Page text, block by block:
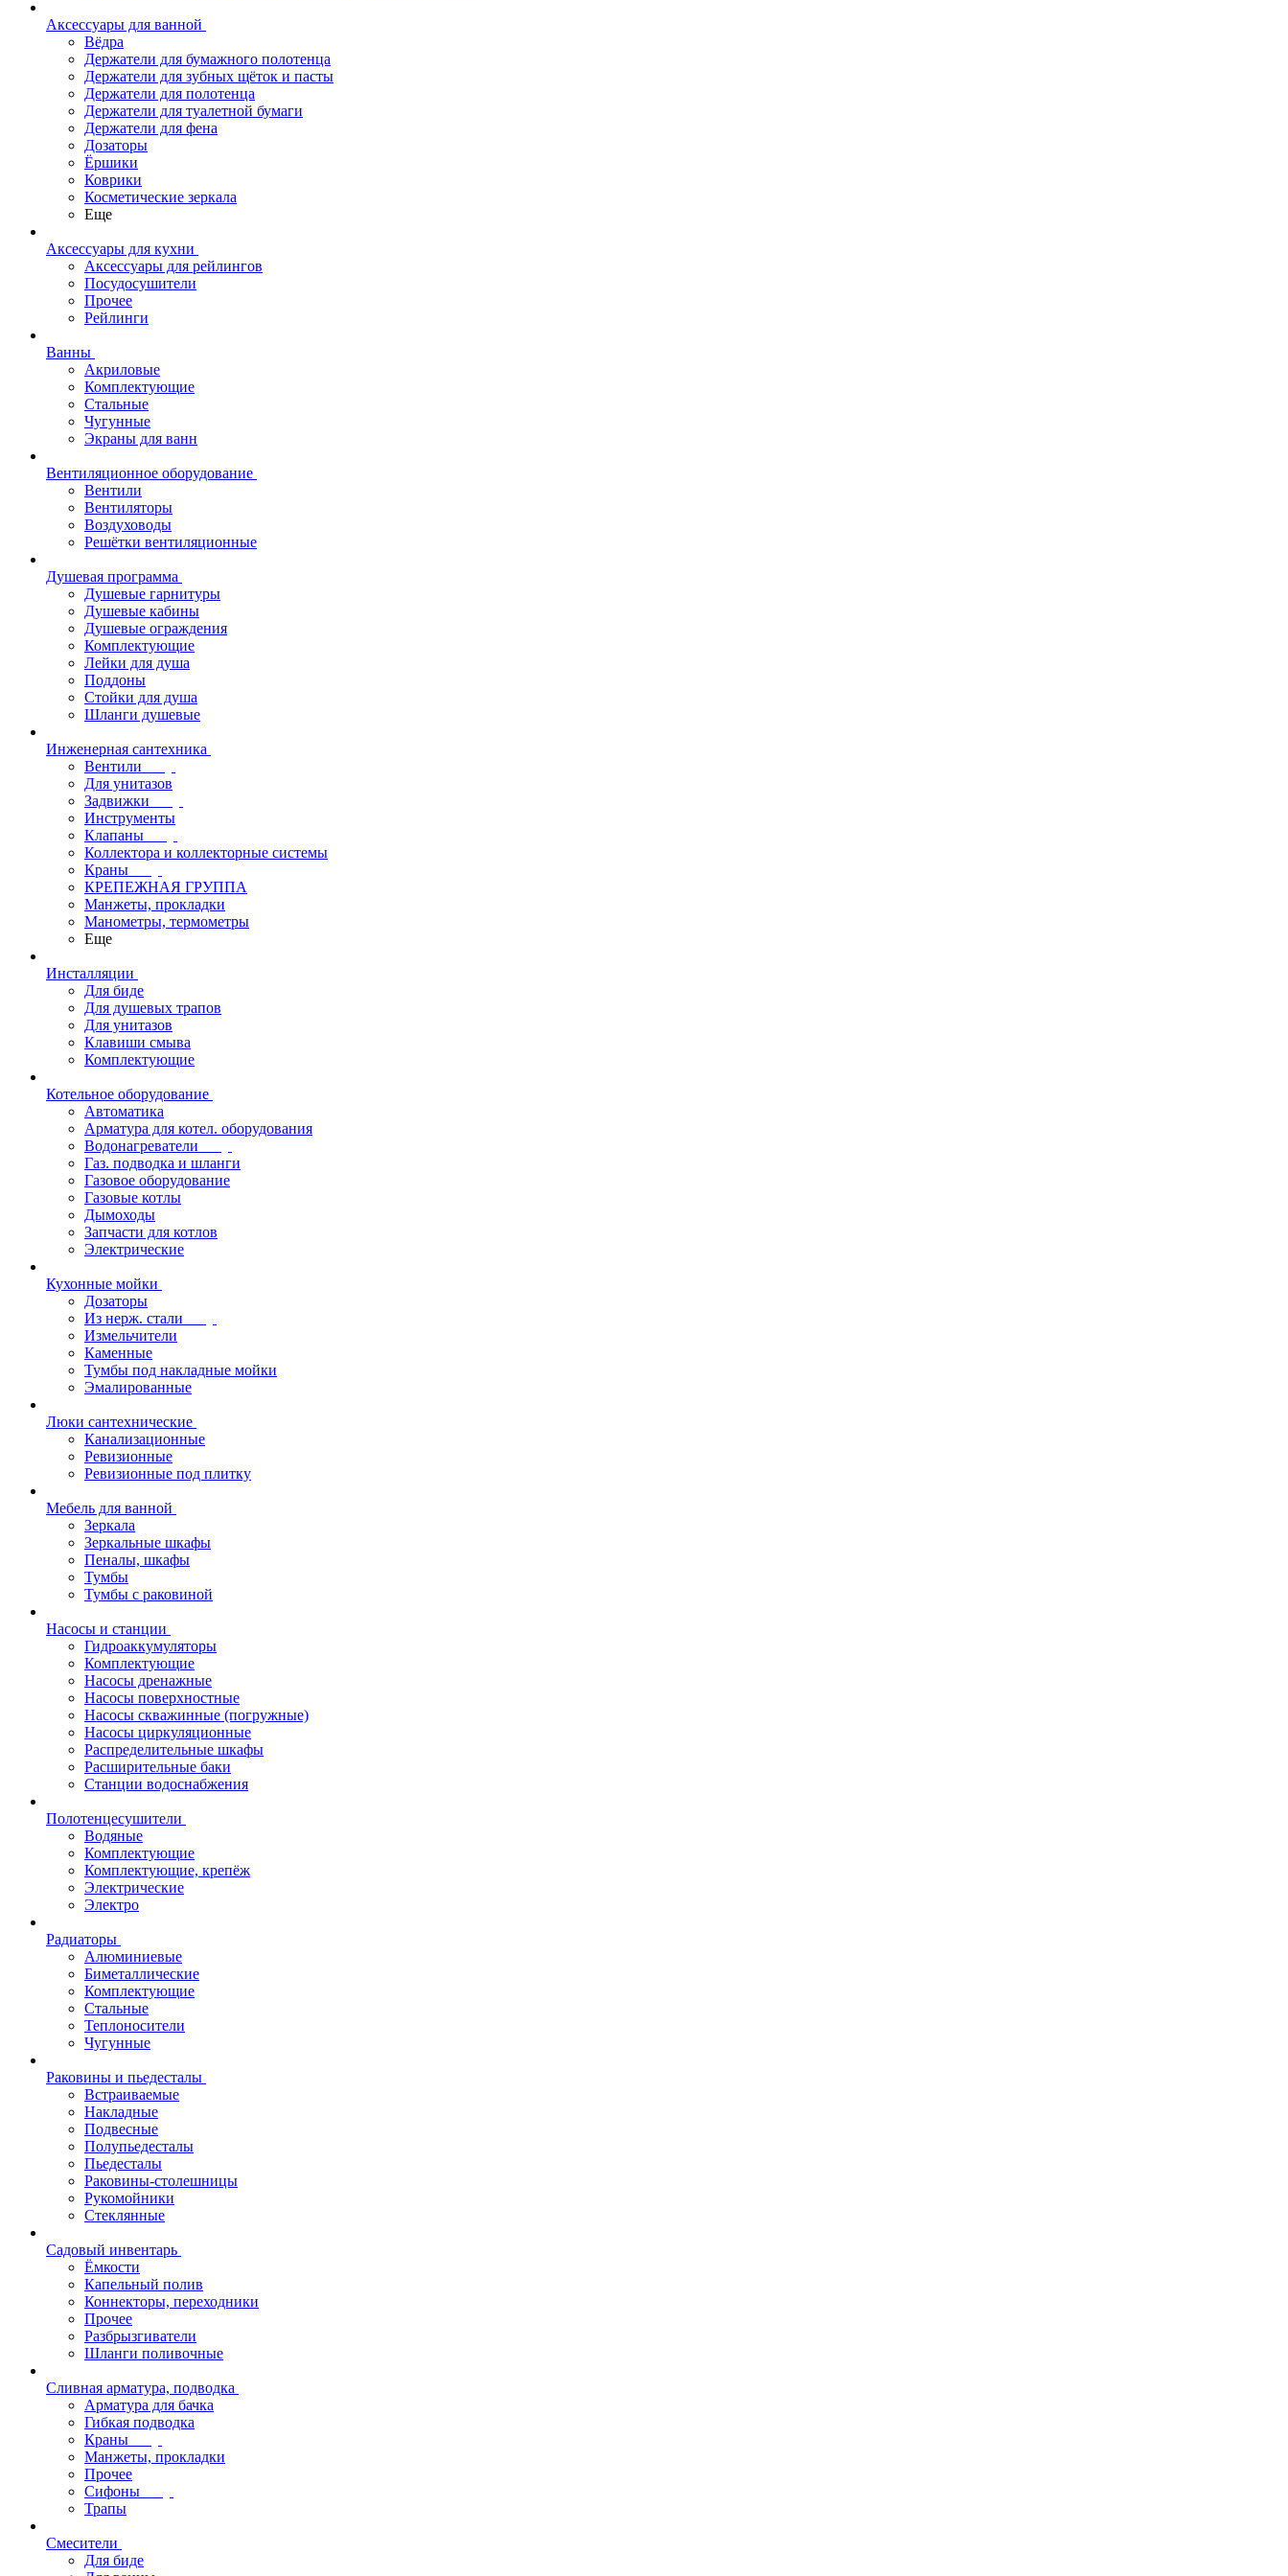
Аксессуары для ванной
Вёдра
Держатели для бумажного полотенца
Держатели для зубных щёток и пасты
Держатели для полотенца
Держатели для туалетной бумаги
Держатели для фена
Дозаторы
Ёршики
Коврики
Косметические зеркала
Еще
Аксессуары для кухни
Аксессуары для рейлингов
Посудосушители
Прочее
Рейлинги
Ванны
Акриловые
Комплектующие
Стальные
Чугунные
Экраны для ванн
Вентиляционное оборудование
Вентили
Вентиляторы
Воздуховоды
Решётки вентиляционные
Душевая программа
Душевые гарнитуры
Душевые кабины
Душевые ограждения
Комплектующие
Лейки для душа
Поддоны
Стойки для душа
Шланги душевые
Инженерная сантехника
Вентили
Для унитазов
Задвижки
Инструменты
Клапаны
Коллектора и коллекторные системы
Краны
КРЕПЕЖНАЯ ГРУППА
Манжеты, прокладки
Манометры, термометры
Еще
Инсталляции
Для биде
Для душевых трапов
Для унитазов
Клавиши смыва
Комплектующие
Котельное оборудование
Автоматика
Арматура для котел. оборудования
Водонагреватели
Газ. подводка и шланги
Газовое оборудование
Газовые котлы
Дымоходы
Запчасти для котлов
Электрические
Кухонные мойки
Дозаторы
Из нерж. стали
Измельчители
Каменные
Тумбы под накладные мойки
Эмалированные
Люки сантехнические
Канализационные
Ревизионные
Ревизионные под плитку
Мебель для ванной
Зеркала
Зеркальные шкафы
Пеналы, шкафы
Тумбы
Тумбы с раковиной
Насосы и станции
Гидроаккумуляторы
Комплектующие
Насосы дренажные
Насосы поверхностные
Насосы скважинные (погружные)
Насосы циркуляционные
Распределительные шкафы
Расширительные баки
Станции водоснабжения
Полотенцесушители
Водяные
Комплектующие
Комплектующие, крепёж
Электрические
Электро
Радиаторы
Алюминиевые
Биметаллические
Комплектующие
Стальные
Теплоносители
Чугунные
Раковины и пьедесталы
Встраиваемые
Накладные
Подвесные
Полупьедесталы
Пьедесталы
Раковины-столешницы
Рукомойники
Стеклянные
Садовый инвентарь
Ёмкости
Капельный полив
Коннекторы, переходники
Прочее
Разбрызгиватели
Шланги поливочные
Сливная арматура, подводка
Арматура для бачка
Гибкая подводка
Краны
Манжеты, прокладки
Прочее
Сифоны
Трапы
Смесители
Для биде